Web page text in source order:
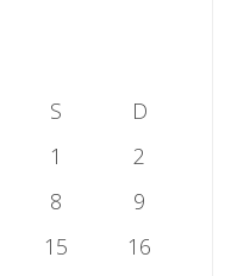
S
D
1
2
8
9
15
16